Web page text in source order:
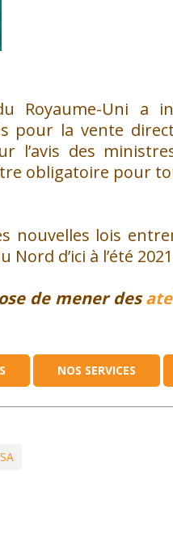
Royaume-Uni a
pour la vente
l’avis des
obligatoire pour
nouvelles lois
d’ici à l’été
de mener des
NOS SERVICES